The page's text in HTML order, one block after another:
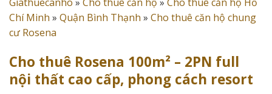
Chí Minh » Quận Bình Thạnh » Cho thuê căn hộ chung
cư Rosena
Cho thuê Rosena 100m² – 2PN full
nội thất cao cấp, phong cách resort